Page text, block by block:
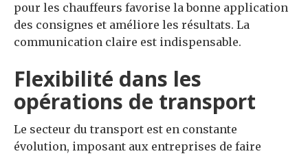
pour les chauffeurs favorise la bonne application
des consignes et améliore les résultats. La
communication claire est indispensable.
Flexibilité dans les
opérations de transport
Le secteur du transport est en constante
évolution, imposant aux entreprises de faire